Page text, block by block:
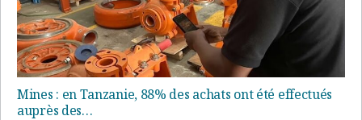
Mines : en Tanzanie, 88% des achats ont été effectués
auprès des…